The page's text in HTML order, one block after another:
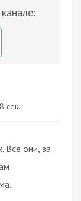
сек.
Все они, за